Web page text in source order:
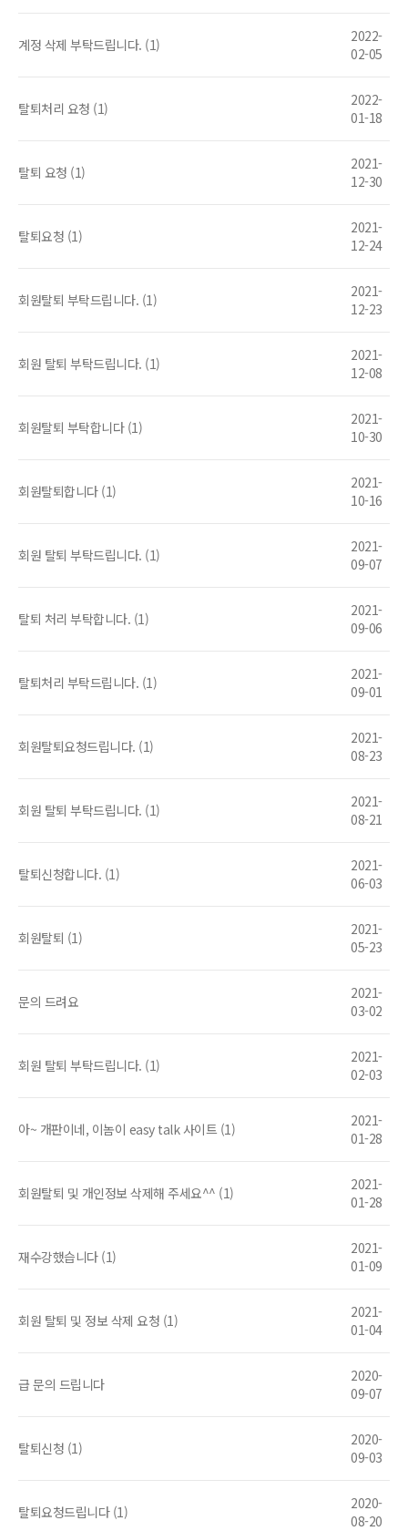
계정 삭제 부탁드립니다. (1)
2022-
02-05
탈퇴처리 요청 (1)
2022-
01-18
탈퇴 요청 (1)
2021-
12-30
탈퇴요청 (1)
2021-
12-24
회원탈퇴 부탁드립니다. (1)
2021-
12-23
회원 탈퇴 부탁드립니다. (1)
2021-
12-08
회원탈퇴 부탁합니다 (1)
2021-
10-30
회원탈퇴합니다 (1)
2021-
10-16
회원 탈퇴 부탁드립니다. (1)
2021-
09-07
탈퇴 처리 부탁합니다. (1)
2021-
09-06
탈퇴처리 부탁드립니다. (1)
2021-
09-01
회원탈퇴요청드립니다. (1)
2021-
08-23
회원 탈퇴 부탁드립니다. (1)
2021-
08-21
탈퇴신청합니다. (1)
2021-
06-03
회원탈퇴 (1)
2021-
05-23
문의 드려요
2021-
03-02
회원 탈퇴 부탁드립니다. (1)
2021-
02-03
아~ 개판이네, 이놈이 easy talk 사이트 (1)
2021-
01-28
회원탈퇴 및 개인정보 삭제해 주세요^^ (1)
2021-
01-28
재수강했습니다 (1)
2021-
01-09
회원 탈퇴 및 정보 삭제 요청 (1)
2021-
01-04
급 문의 드립니다
2020-
09-07
탈퇴신청 (1)
2020-
09-03
탈퇴요청드립니다 (1)
2020-
08-20